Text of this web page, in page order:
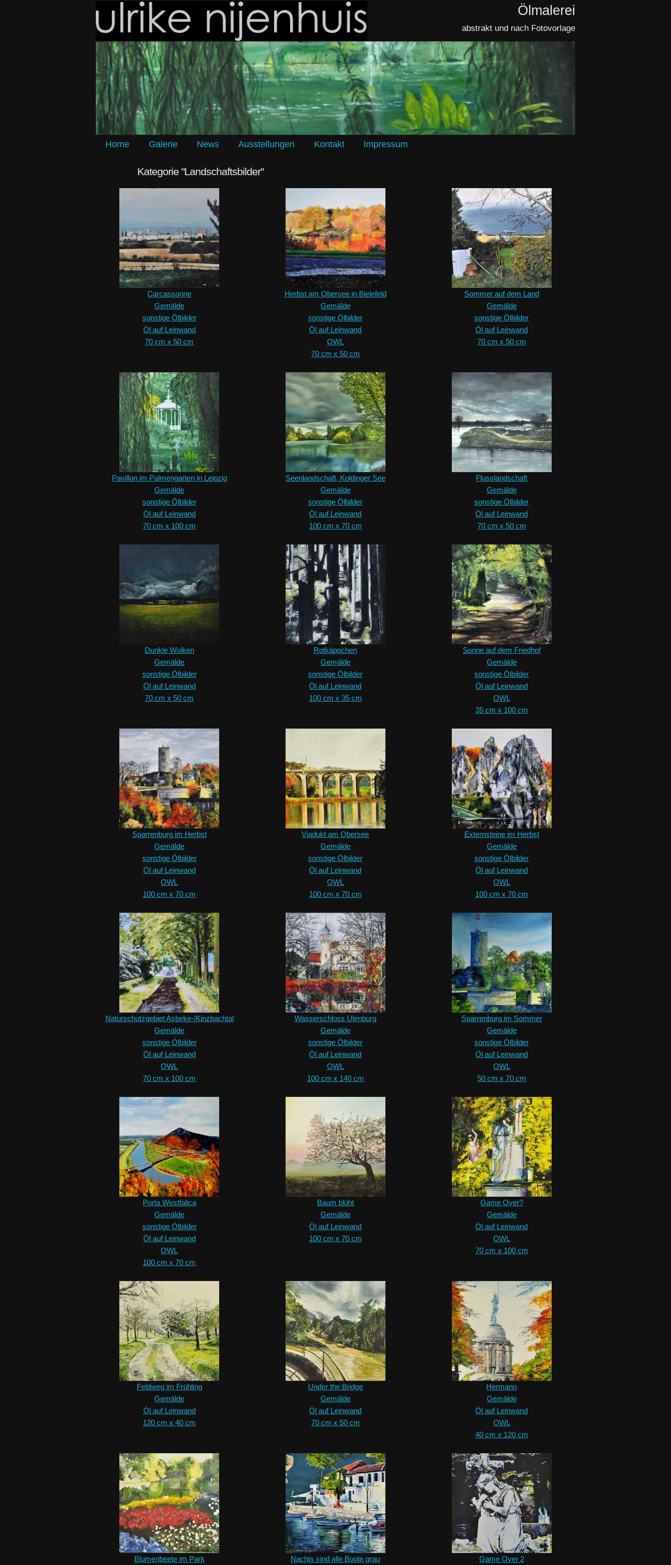
Ölmalerei
abstrakt und nach Fotovorlage
Home Galerie News Ausstellungen Kontakt Impressum
Kategorie "Landschaftsbilder"
Carcassonne
Gemälde
sonstige Ölbilder
Öl auf Leinwand
70 cm x 50 cm
Herbst am Obersee in Bielefeld
Gemälde
sonstige Ölbilder
Öl auf Leinwand
OWL
70 cm x 50 cm
Sommer auf dem Land
Gemälde
sonstige Ölbilder
Öl auf Leinwand
70 cm x 50 cm
Pavillon im Palmengarten in Leipzig
Gemälde
sonstige Ölbilder
Öl auf Leinwand
70 cm x 100 cm
Seenlandschaft, Koldinger See
Gemälde
sonstige Ölbilder
Öl auf Leinwand
100 cm x 70 cm
Flusslandschaft
Gemälde
sonstige Ölbilder
Öl auf Leinwand
70 cm x 50 cm
Dunkle Wolken
Gemälde
sonstige Ölbilder
Öl auf Leinwand
70 cm x 50 cm
Rotkäppchen
Gemälde
sonstige Ölbilder
Öl auf Leinwand
100 cm x 35 cm
Sonne auf dem Friedhof
Gemälde
sonstige Ölbilder
Öl auf Leinwand
OWL
35 cm x 100 cm
Sparrenburg im Herbst
Gemälde
sonstige Ölbilder
Öl auf Leinwand
OWL
100 cm x 70 cm
Viadukt am Obersee
Gemälde
sonstige Ölbilder
Öl auf Leinwand
OWL
100 cm x 70 cm
Externsteine im Herbst
Gemälde
sonstige Ölbilder
Öl auf Leinwand
OWL
100 cm x 70 cm
Naturschutzgebiet Asbeke-/Kinzbachtal
Gemälde
sonstige Ölbilder
Öl auf Leinwand
OWL
70 cm x 100 cm
Wasserschloss Ulenburg
Gemälde
sonstige Ölbilder
Öl auf Leinwand
OWL
100 cm x 140 cm
Sparrenburg im Sommer
Gemälde
sonstige Ölbilder
Öl auf Leinwand
OWL
50 cm x 70 cm
Porta Westfalica
Gemälde
sonstige Ölbilder
Öl auf Leinwand
OWL
100 cm x 70 cm
Baum blüht
Gemälde
Öl auf Leinwand
100 cm x 70 cm
Game Over?
Gemälde
Öl auf Leinwand
OWL
70 cm x 100 cm
Feldweg im Frühling
Gemälde
Öl auf Leinwand
120 cm x 40 cm
Under the Bridge
Gemälde
Öl auf Leinwand
70 cm x 50 cm
Hermann
Gemälde
Öl auf Leinwand
OWL
40 cm x 120 cm
Blumenbeete im Park Nachts sind alle Boote grau Game Over 2